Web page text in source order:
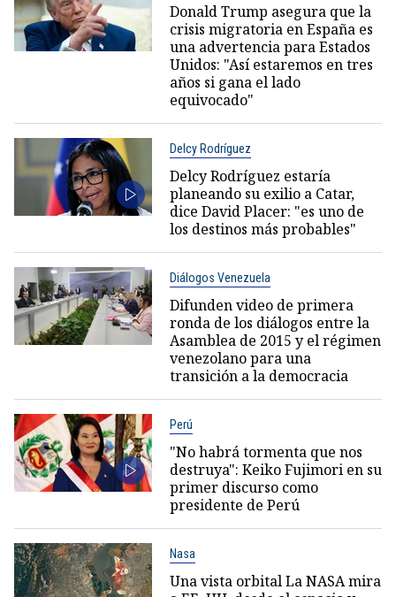
Donald Trump asegura que la
crisis migratoria en España es
una advertencia para Estados
Unidos: "Así estaremos en tres
años si gana el lado
equivocado"
Delcy Rodríguez
Delcy Rodríguez estaría
planeando su exilio a Catar,
dice David Placer: "es uno de
los destinos más probables"
Diálogos Venezuela
Difunden video de primera
ronda de los diálogos entre la
Asamblea de 2015 y el régimen
venezolano para una
transición a la democracia
Perú
"No habrá tormenta que nos
destruya": Keiko Fujimori en su
primer discurso como
presidente de Perú
Nasa
Una vista orbital La NASA mira